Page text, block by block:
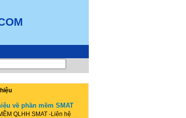
về phần mềm SMAT
QLHH SMAT -Liên hệ